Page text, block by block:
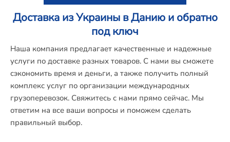
Доставка из Украины в Данию и обратно
под ключ
Наша компания предлагает качественные и надежные
услуги по доставке разных товаров. С нами вы сможете
сэкономить время и деньги, а также получить полный
комплекс услуг по организации международных
грузоперевозок. Свяжитесь с нами прямо сейчас. Мы
ответим на все ваши вопросы и поможем сделать
правильный выбор.